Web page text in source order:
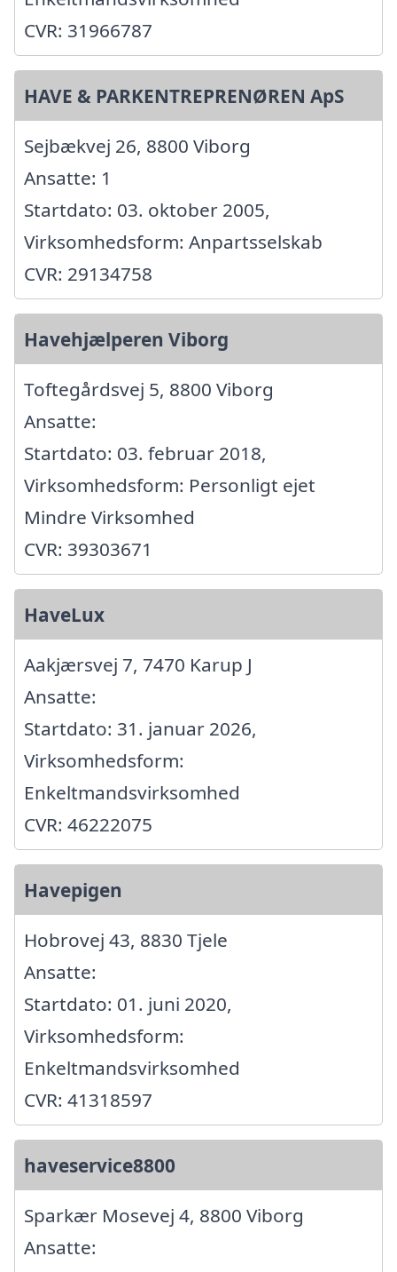
CVR: 31966787
HAVE & PARKENTREPRENØREN ApS
Sejbækvej 26, 8800 Viborg
Ansatte: 1
Startdato: 03. oktober 2005,
Virksomhedsform: Anpartsselskab
CVR: 29134758
Havehjælperen Viborg
Toftegårdsvej 5, 8800 Viborg
Ansatte:
Startdato: 03. februar 2018,
Virksomhedsform: Personligt ejet
Mindre Virksomhed
CVR: 39303671
HaveLux
Aakjærsvej 7, 7470 Karup J
Ansatte:
Startdato: 31. januar 2026,
Virksomhedsform:
Enkeltmandsvirksomhed
CVR: 46222075
Havepigen
Hobrovej 43, 8830 Tjele
Ansatte:
Startdato: 01. juni 2020,
Virksomhedsform:
Enkeltmandsvirksomhed
CVR: 41318597
haveservice8800
Sparkær Mosevej 4, 8800 Viborg
Ansatte: